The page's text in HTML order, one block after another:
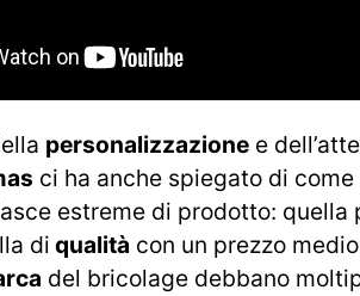
personalizzazione e
ci ha anche spiegato di
estreme di prodotto: quella
di qualità con un prezzo
del bricolage debbano